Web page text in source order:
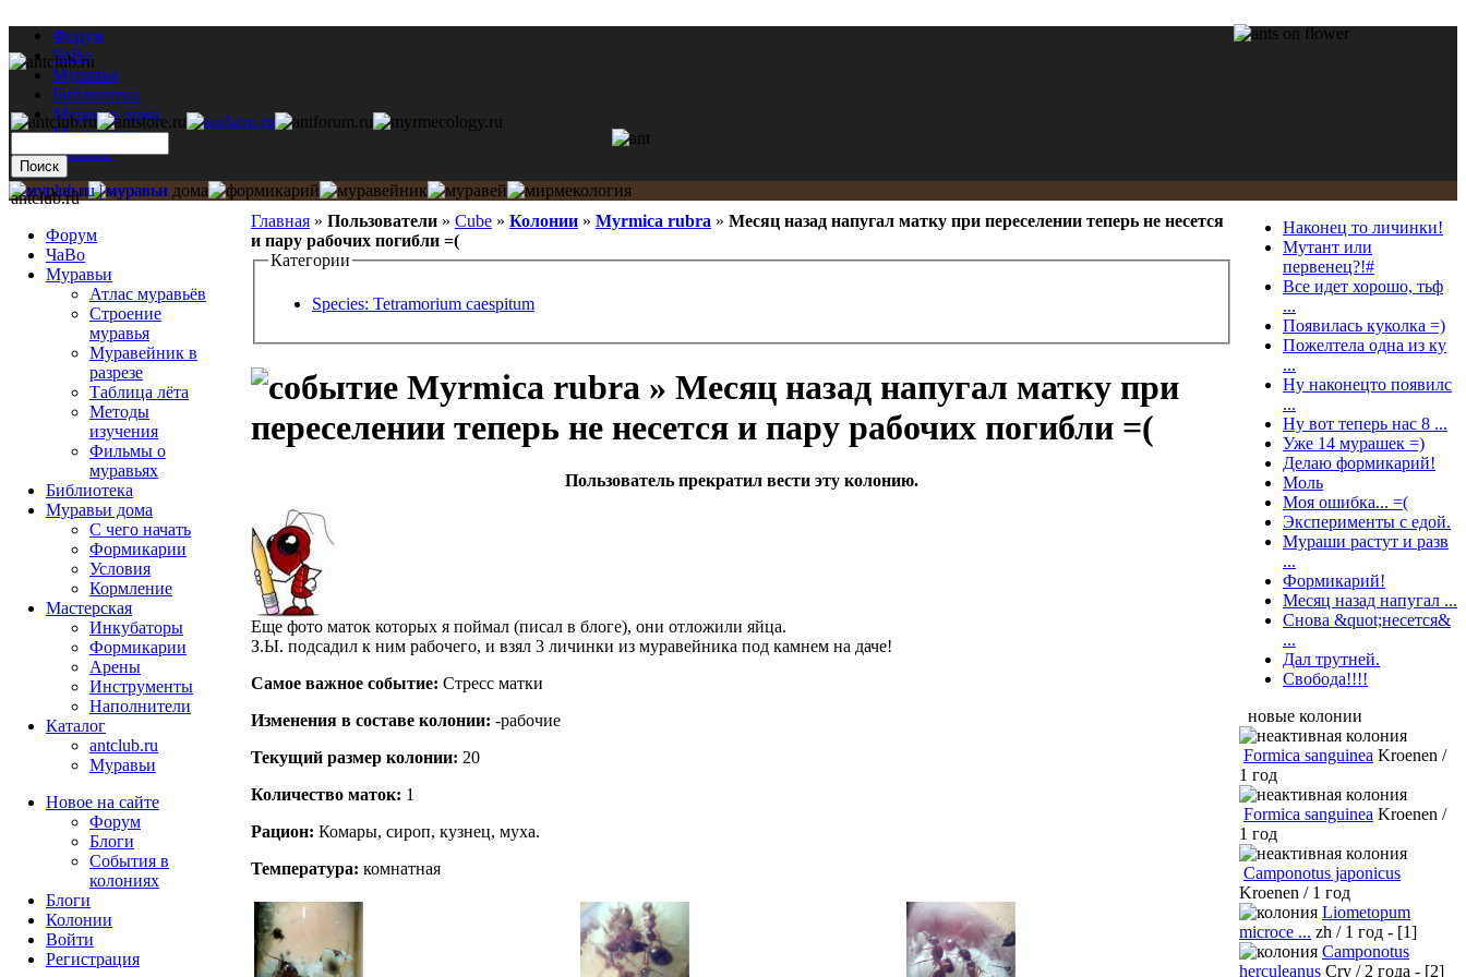
Форум
ЧаВо
Муравьи
Библиотека
Муравьи дома
Мастерская
Каталог
Главная » Пользователи » Cube » Колонии » Myrmica rubra » Месяц назад напугал матку при переселении теперь не несется
и пару рабочих погибли =(
Категории
Species: Tetramorium caespitum
Myrmica rubra » Месяц назад напугал матку при
переселении теперь не несется и пару рабочих погибли =(
Пользователь прекратил вести эту колонию.
Еще фото маток которых я поймал (писал в блоге), они отложили яйца.
З.Ы. подсадил к ним рабочего, и взял 3 личинки из муравейника под камнем на даче!
Самое важное событие: Стресс матки
Изменения в составе кoлонии: -рабочие
Текущий размер кoлонии: 20
Количество маток: 1
Рацион: Комары, сироп, кузнец, муха.
Температура: комнатная
antclub.ru
Форум
ЧаВо
Муравьи
Атлас муравьёв
Строение
муравья
Муравейник в
разрезе
Таблица лёта
Методы
изучения
Фильмы о
муравьях
Библиотека
Муравьи дома
С чего начать
Формикарии
Условия
Кормление
Мастерская
Инкубаторы
Формикарии
Арены
Инструменты
Наполнители
Каталог
antclub.ru
Муравьи
Новое на сайте
Форум
Блоги
События в
колониях
Блоги
Колонии
Войти
Peгиcтpaция
Наконец то личинки!
Мутант или
первенец?!#
Все идет хорошо, тьф
...
Появилась куколка =)
Пожелтела одна из ку
...
Ну наконецто появилс
...
Ну вот теперь нас 8 ...
Уже 14 мурашек =)
Делаю формикарий!
Моль
Моя ошибка... =(
Эксперименты с едой.
Мураши растут и разв
...
Формикарий!
Месяц назад напугал ...
Снова &quot;несется&
...
Дал трутней.
Свобода!!!!
новые колонии
Formica sanguinea Kroenen /
1 год
Formica sanguinea Kroenen /
1 год
Camponotus japonicus
Kroenen / 1 год
Liometopum
microce ... zh / 1 год - [1]
Camponotus
herculeanus Cry / 2 года - [2]